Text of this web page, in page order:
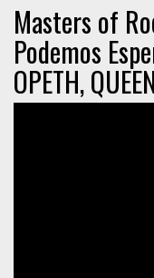
Masters of
Podemos
OPETH,